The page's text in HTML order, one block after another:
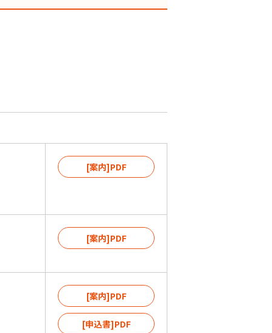
[案内]PDF
[案内]PDF
[案内]PDF
[申込書]PDF